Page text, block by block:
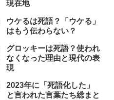
現在地
ウケるは死語？「ウケる」
はもう伝わらない？
グロッキーは死語？使われ
なくなった理由と現代の表
現
2023年に「死語化した」
と言われた言葉たち総まと